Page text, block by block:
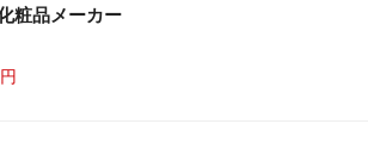
粧品メーカー